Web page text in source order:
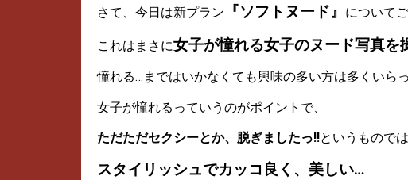
さて、今日は新プラン 『ソフトヌード』 について
これはまさに女子が憧れる女子のヌード写真を
憧れる…まではいかなくても興味の多い方は多くいら
女子が憧れるっていうのがポイントで、
ただただセクシーとか、脱ぎましたっ‼というものでは
スタイリッシュでカッコ良く、美しい…